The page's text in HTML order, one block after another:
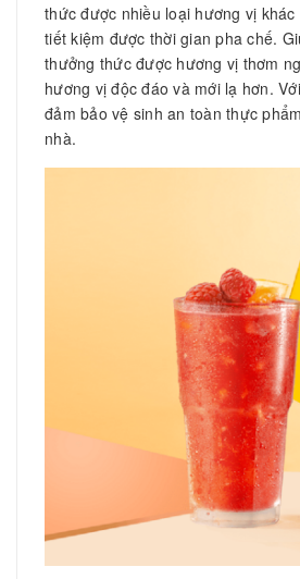
thức được nhiều loại hương vị
tiết kiệm được thời gian pha chế.
thưởng thức được hương vị thơm
hương vị độc đáo và mới lạ hơn.
đảm bảo vệ sinh an toàn thực
nhà.